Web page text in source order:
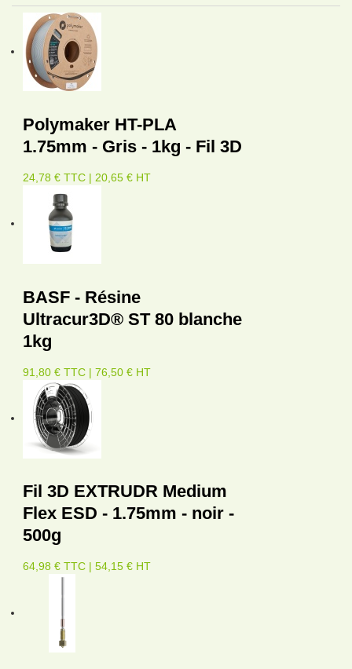
Polymaker HT-PLA
1.75mm - Gris - 1kg - Fil 3D
24,78 € TTC | 20,65 € HT
BASF - Résine
Ultracur3D® ST 80 blanche
1kg
91,80 € TTC | 76,50 € HT
Fil 3D EXTRUDR Medium
Flex ESD - 1.75mm - noir -
500g
64,98 € TTC | 54,15 € HT